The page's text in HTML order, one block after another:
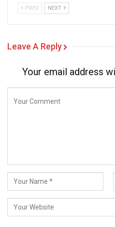
PREV NEXT
Leave A Reply
Your email address